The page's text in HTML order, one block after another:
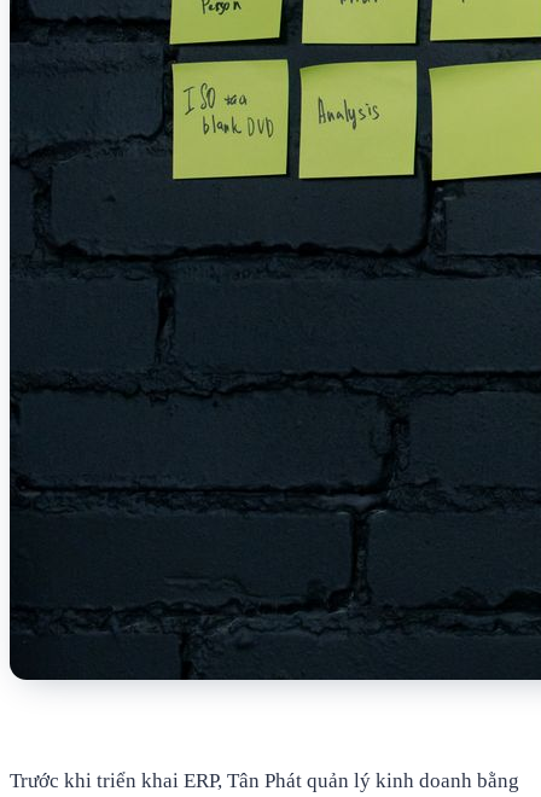
Trước khi triển khai ERP, Tân Phát quản lý kinh doanh bằng